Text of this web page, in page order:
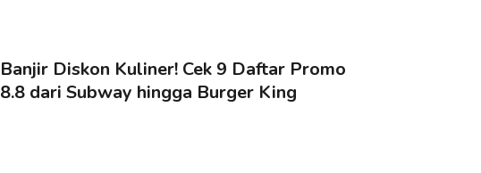
Banjir Diskon Kuliner! Cek 9 Daftar Promo
8.8 dari Subway hingga Burger King